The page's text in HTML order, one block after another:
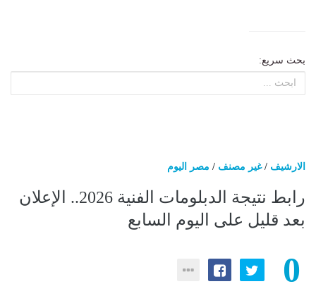
بحث سريع:
الارشيف /غير مصنف / مصر اليوم
رابط نتيجة الدبلومات الفنية 2026.. الإعلان
بعد قليل على اليوم السابع
0